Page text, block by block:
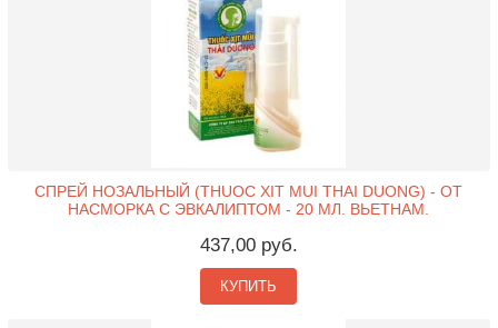
СПРЕЙ НОЗАЛЬНЫЙ (THUOC XIT MUI THAI DUONG) - ОТ
НАСМОРКА С ЭВКАЛИПТОМ - 20 МЛ. ВЬЕТНАМ.
437,00 руб.
КУПИТЬ